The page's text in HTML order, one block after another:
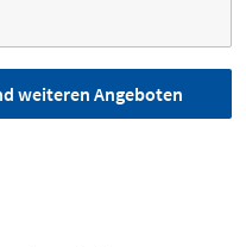
weiteren Angeboten